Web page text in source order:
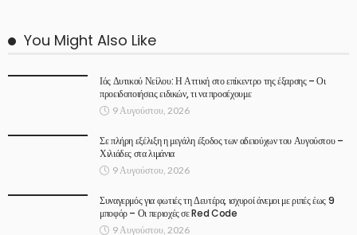
You Might Also Like
Ιός Δυτικού Νείλου: Η Αττική στο επίκεντρο της έξαρσης – Οι
προειδοποιήσεις ειδικών, τι να προσέχουμε
9 Αυγούστου, 2026
Σε πλήρη εξέλιξη η μεγάλη έξοδος των αδειούχων του Αυγούστου –
Χιλιάδες στα λιμάνια
9 Αυγούστου, 2026
Συναγερμός για φωτιές τη Δευτέρα, ισχυροί άνεμοι με ριπές έως 9
μποφόρ – Οι περιοχές σε Red Code
9 Αυγούστου, 2026